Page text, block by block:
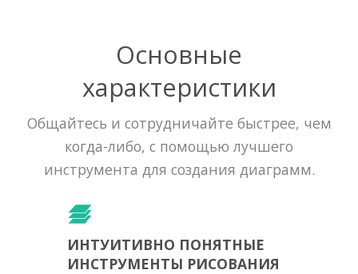
Основные
характеристики
Общайтесь и сотрудничайте быстрее, чем
когда-либо, с помощью лучшего
инструмента для создания диаграмм.
ИНТУИТИВНО ПОНЯТНЫЕ
ИНСТРУМЕНТЫ РИСОВАНИЯ